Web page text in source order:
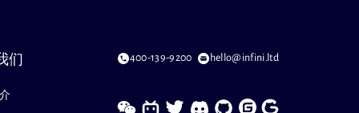
们 400-139-9200 hello@infini.ltd